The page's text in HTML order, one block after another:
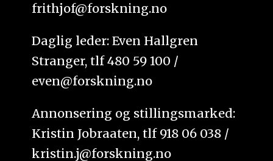
frithjof@forskning.no
Daglig leder: Even Hallgren
Stranger, tlf 480 59 100 /
even@forskning.no
Annonsering og stillingsmarked:
Kristin Jobraaten, tlf 918 06 038 /
kristin.j@forskning.no